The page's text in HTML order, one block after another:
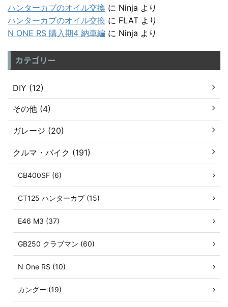
ハンターカブのオイル交換 に Ninja より
ハンターカブのオイル交換 に FLAT より
N ONE RS 購入期4 納車編 に Ninja より
カテゴリー
DIY (12)
その他 (4)
ガレージ (20)
クルマ・バイク (191)
CB400SF (6)
CT125 ハンターカブ (15)
E46 M3 (37)
GB250 クラブマン (60)
N One RS (10)
カングー (19)